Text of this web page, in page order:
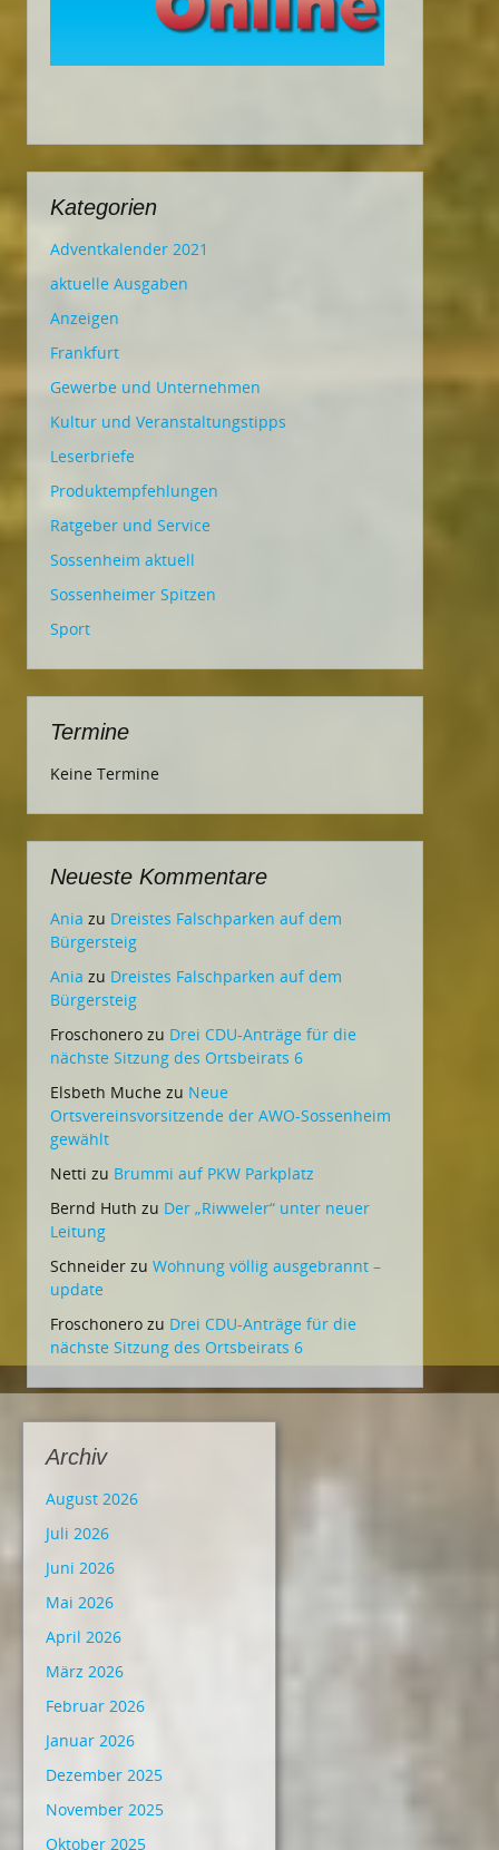
Kategorien
Adventkalender 2021
aktuelle Ausgaben
Anzeigen
Frankfurt
Gewerbe und Unternehmen
Kultur und Veranstaltungstipps
Leserbriefe
Produktempfehlungen
Ratgeber und Service
Sossenheim aktuell
Sossenheimer Spitzen
Sport
Termine
Keine Termine
Neueste Kommentare
Ania zu Dreistes Falschparken auf dem
Bürgersteig
Ania zu Dreistes Falschparken auf dem
Bürgersteig
Froschonero zu Drei CDU-Anträge für die
nächste Sitzung des Ortsbeirats 6
Elsbeth Muche zu Neue
Ortsvereinsvorsitzende der AWO-Sossenheim
gewählt
Netti zu Brummi auf PKW Parkplatz
Bernd Huth zu Der „Riwweler“ unter neuer
Leitung
Schneider zu Wohnung völlig ausgebrannt –
update
Froschonero zu Drei CDU-Anträge für die
nächste Sitzung des Ortsbeirats 6
Archiv
August 2026
Juli 2026
Juni 2026
Mai 2026
April 2026
März 2026
Februar 2026
Januar 2026
Dezember 2025
November 2025
Oktober 2025